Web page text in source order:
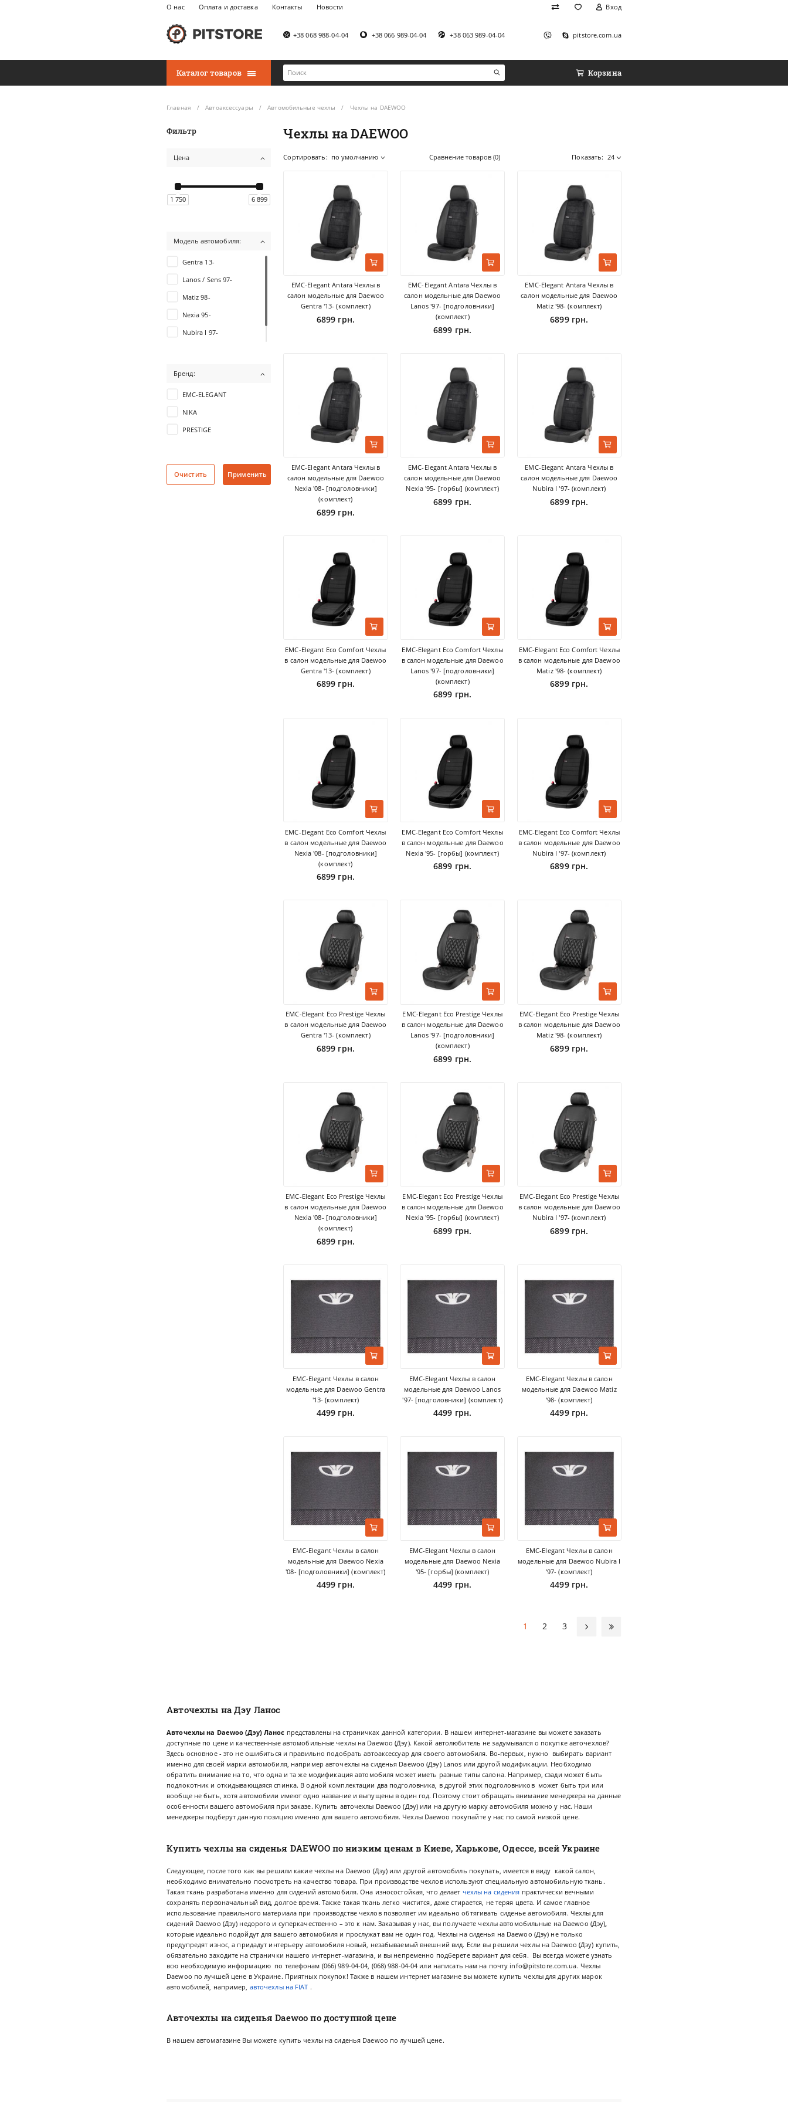
О нас Оплата и доставка Контакты Новости Вход
+38 068 988-04-04 +38 066 989-04-04 +38 063 989-04-04 pitstore.com.ua
Каталог товаров Корзина
Главная Автоаксессуары Автомобильные чехлы Чехлы на DAEWOO
Фильтр
Цена
1 750 6 899
Модель автомобиля:
Gentra 13-
Lanos / Sens 97-
Matiz 98-
Nexia 95-
Nubira I 97-
Бренд:
EMC-ELEGANT
NIKA
PRESTIGE
Очистить Применить
Чехлы на DAEWOO
Сортировать: по умолчанию Сравнение товаров (0) Показать: 24
EMC-Elegant Antara Чехлы в
салон модельные для Daewoo
Gentra '13- (комплект)
6899 грн.
EMC-Elegant Antara Чехлы в
салон модельные для Daewoo
Lanos '97- [подголовники]
(комплект)
6899 грн.
EMC-Elegant Antara Чехлы в
салон модельные для Daewoo
Matiz '98- (комплект)
6899 грн.
EMC-Elegant Antara Чехлы в
салон модельные для Daewoo
Nexia '08- [подголовники]
(комплект)
6899 грн.
EMC-Elegant Antara Чехлы в
салон модельные для Daewoo
Nexia '95- [горбы] (комплект)
6899 грн.
EMC-Elegant Antara Чехлы в
салон модельные для Daewoo
Nubira I '97- (комплект)
6899 грн.
EMC-Elegant Eco Comfort Чехлы
в салон модельные для Daewoo
Gentra '13- (комплект)
6899 грн.
EMC-Elegant Eco Comfort Чехлы
в салон модельные для Daewoo
Lanos '97- [подголовники]
(комплект)
6899 грн.
EMC-Elegant Eco Comfort Чехлы
в салон модельные для Daewoo
Matiz '98- (комплект)
6899 грн.
EMC-Elegant Eco Comfort Чехлы
в салон модельные для Daewoo
Nexia '08- [подголовники]
(комплект)
6899 грн.
EMC-Elegant Eco Comfort Чехлы
в салон модельные для Daewoo
Nexia '95- [горбы] (комплект)
6899 грн.
EMC-Elegant Eco Comfort Чехлы
в салон модельные для Daewoo
Nubira I '97- (комплект)
6899 грн.
EMC-Elegant Eco Prestige Чехлы
в салон модельные для Daewoo
Gentra '13- (комплект)
6899 грн.
EMC-Elegant Eco Prestige Чехлы
в салон модельные для Daewoo
Lanos '97- [подголовники]
(комплект)
6899 грн.
EMC-Elegant Eco Prestige Чехлы
в салон модельные для Daewoo
Matiz '98- (комплект)
6899 грн.
EMC-Elegant Eco Prestige Чехлы
в салон модельные для Daewoo
Nexia '08- [подголовники]
(комплект)
6899 грн.
EMC-Elegant Eco Prestige Чехлы
в салон модельные для Daewoo
Nexia '95- [горбы] (комплект)
6899 грн.
EMC-Elegant Eco Prestige Чехлы
в салон модельные для Daewoo
Nubira I '97- (комплект)
6899 грн.
EMC-Elegant Чехлы в салон
модельные для Daewoo Gentra
'13- (комплект)
4499 грн.
EMC-Elegant Чехлы в салон
модельные для Daewoo Lanos
'97- [подголовники] (комплект)
4499 грн.
EMC-Elegant Чехлы в салон
модельные для Daewoo Matiz
'98- (комплект)
4499 грн.
EMC-Elegant Чехлы в салон
модельные для Daewoo Nexia
'08- [подголовники] (комплект)
4499 грн.
EMC-Elegant Чехлы в салон
модельные для Daewoo Nexia
'95- [горбы] (комплект)
4499 грн.
EMC-Elegant Чехлы в салон
модельные для Daewoo Nubira I
'97- (комплект)
4499 грн.
1 2 3
Авточехлы на Дэу Ланос
Авточехлы на Daewoo (Дэу) Ланос представлены на страничках данной категории. В нашем интернет-магазине вы можете заказать
доступные по цене и качественные автомобильные чехлы на Daewoo (Дэу). Какой автолюбитель не задумывался о покупке авточехлов?
Здесь основное - это не ошибиться и правильно подобрать автоаксессуар для своего автомобиля. Во-первых, нужно выбирать вариант
именно для своей марки автомобиля, например авточехлы на сиденья Daewoo (Дэу) Lanos или другой модификации. Необходимо
обратить внимание на то, что одна и та же модификация автомобиля может иметь разные типы салона. Например, сзади может быть
подлокотник и откидывающаяся спинка. В одной комплектации два подголовника, в другой этих подголовников может быть три или
вообще не быть, хотя автомобили имеют одно название и выпущены в один год. Поэтому стоит обращать внимание менеджера на данные
особенности вашего автомобиля при заказе. Купить авточехлы Daewoo (Дэу) или на другую марку автомобиля можно у нас. Наши
менеджеры подберут данную позицию именно для вашего автомобиля. Чехлы Daewoo покупайте у нас по самой низкой цене.
Купить чехлы на сиденья DAEWOO по низким ценам в Киеве, Харькове, Одессе, всей Украине
Следующее, после того как вы решили какие чехлы на Daewoo (Дэу) или другой автомобиль покупать, имеется в виду какой салон,
необходимо внимательно посмотреть на качество товара. При производстве чехлов используют специальную автомобильную ткань.
Такая ткань разработана именно для сидений автомобиля. Она износостойкая, что делает чехлы на сидения практически вечными
сохранять первоначальный вид, долгое время. Также такая ткань легко чистится, даже стирается, не теряя цвета. И самое главное
использование правильного материала при производстве чехлов позволяет им идеально обтягивать сиденье автомобиля. Чехлы для
сидений Daewoo (Дэу) недорого и суперкачественно – это к нам. Заказывая у нас, вы получаете чехлы автомобильные на Daewoo (Дэу)
которые идеально подойдут для вашего автомобиля и прослужат вам не один год. Чехлы на сиденья на Daewoo (Дэу) не только
предупредят износ, а придадут интерьеру автомобиля новый, незабываемый внешний вид. Если вы решили чехлы на Daewoo (Дэу) купить,
обязательно заходите на странички нашего интернет-магазина, и вы непременно подберете вариант для себя. Вы всегда можете узнать
всю необходимую информацию по телефонам (066) 989-04-04, (068) 988-04-04 или написать нам на почту info@pitstore.com.ua. Чехлы
Daewoo по лучшей цене в Украине. Приятных покупок! Также в нашем интернет магазине вы можете купить чехлы для других марок
автомобилей, например, авточехлы на FIAT .
Авточехлы на сиденья Daewoo по доступной цене
В нашем автомагазине Вы можете купить чехлы на сиденья Daewoo по лучшей цене.